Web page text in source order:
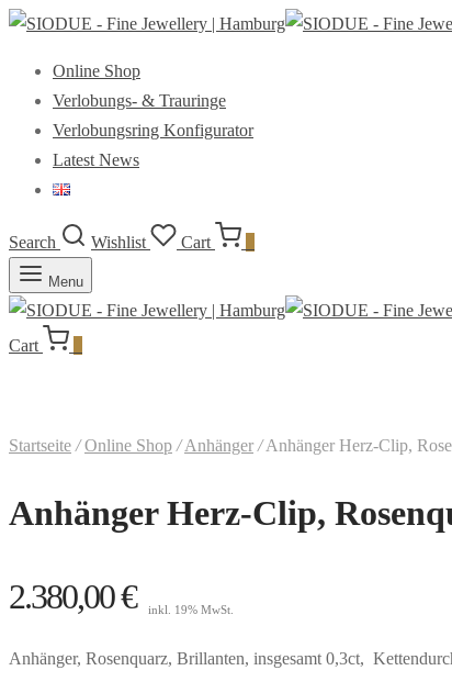
Online Shop
Verlobungs- & Trauringe
Verlobungsring Konfigurator
Latest News
Search Wishlist Cart
Menu
Cart
Startseite / Online Shop / Anhänger /Anhänger Herz-Clip,
Anhänger Herz-Clip,
2.380,00€ inkl. 19% MwSt.
Anhänger, Rosenquarz, Brillanten, insgesamt 0,3ct,